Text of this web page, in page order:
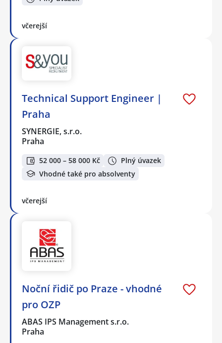
včerejší
Technical Support Engineer |
Praha
SYNERGIE, s.r.o.
Praha
52 000 – 58 000 Kč
Plný úvazek
Vhodné také pro absolventy
včerejší
Noční řidič po Praze - vhodné
pro OZP
ABAS IPS Management s.r.o.
Praha